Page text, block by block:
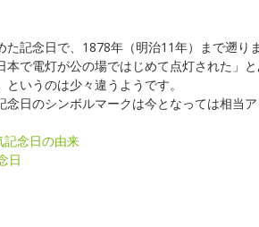
た記念日で、1878年（明治11年）まで遡り
本で電灯が公の場ではじめて点灯された」
いうのは少々違うようです。
念日のシンボルマークは今となっては相当
記念日の由来
日